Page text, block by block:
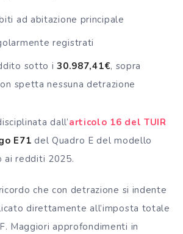
ad abitazione principale
registrati
sotto i30.987,41€, sopra
spetta nessuna detrazione
dall’articolo 16 del TUIR
E71 del Quadro E del modello
ai redditi 2025.
che con detrazione si indente
direttamente all’imposta totale
Maggiori approfondimenti in